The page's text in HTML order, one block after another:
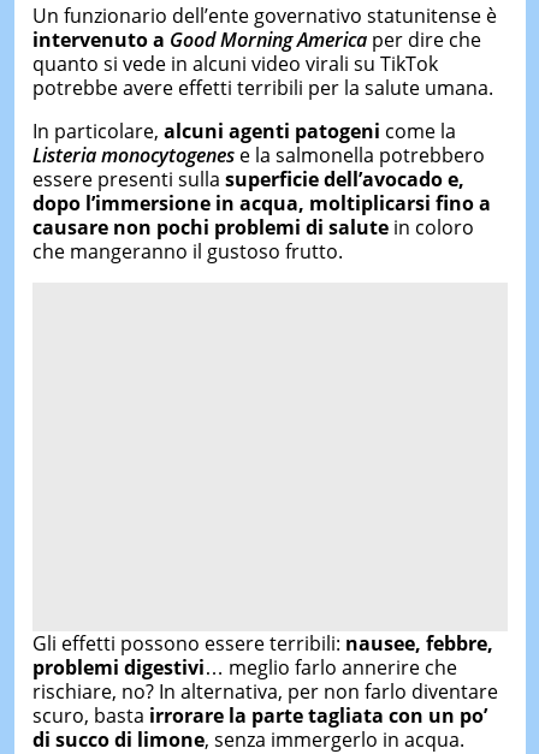
Un funzionario dell’ente governativo statunitense è
intervenuto a Good Morning Americaper dire che
quanto si vede in alcuni video virali su TikTok
potrebbe avere effetti terribili per la salute umana.
In particolare, alcuni agenti patogeni come la
Listeria monocytogenese la salmonella potrebbero
essere presenti sulla superficie dell’avocado e,
dopo l’immersione in acqua, moltiplicarsi fino a
causare non pochi problemi di salutein coloro
che mangeranno il gustoso frutto.
Gli effetti possono essere terribili: nausee, febbre,
problemi digestivi… meglio farlo annerire che
rischiare, no? In alternativa, per non farlo diventare
scuro, basta irrorare la parte tagliata con un po’
di succo di limone, senza immergerlo in acqua.